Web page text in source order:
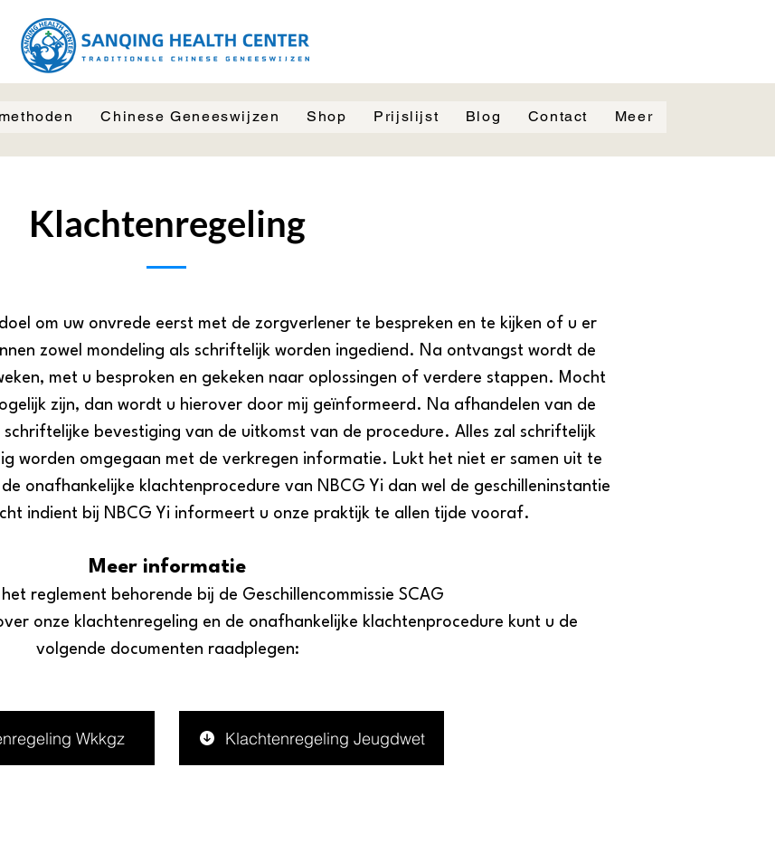
Chinese Geneeswijzen Shop Prijslijst Blog Contact Meer
Klachtenregeling
om uw onvrede eerst met de zorgverlener te bespreken en te kijken of u er
zowel mondeling als schriftelijk worden ingediend. Na ontvangst wordt de
met u besproken en gekeken naar oplossingen of verdere stappen. Mocht
zijn, dan wordt u hierover door mij geïnformeerd. Na afhandelen van de
bevestiging van de uitkomst van de procedure. Alles zal schriftelijk
worden omgegaan met de verkregen informatie. Lukt het niet er samen uit te
onafhankelijke klachtenprocedure van NBCG Yi dan wel de geschilleninstantie
indient bij NBCG Yi informeert u onze praktijk te allen tijde vooraf.
Meer informatie
reglement behorende bij de Geschillencommissie SCAG
onze klachtenregeling en de onafhankelijke klachtenprocedure kunt u de
volgende documenten raadplegen:
Wkkgz Klachtenregeling Jeugdwet